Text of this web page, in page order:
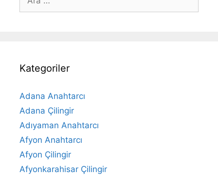
Kategoriler
Adana Anahtarcı
Adana Çilingir
Adıyaman Anahtarcı
Afyon Anahtarcı
Afyon Çilingir
Afyonkarahisar Çilingir